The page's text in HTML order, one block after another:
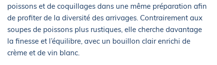
poissons et de coquillages dans une même préparation afin
de profiter de la diversité des arrivages. Contrairement aux
soupes de poissons plus rustiques, elle cherche davantage
la finesse et l’équilibre, avec un bouillon clair enrichi de
crème et de vin blanc.